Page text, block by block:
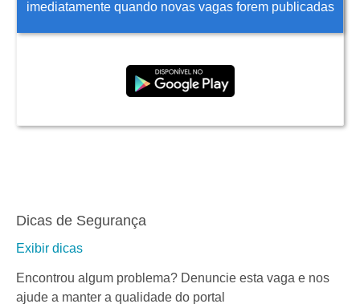
imediatamente quando novas vagas forem publicadas
Dicas de Segurança
Exibir dicas
Encontrou algum problema? Denuncie esta vaga e nos
ajude a manter a qualidade do portal